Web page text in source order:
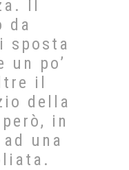
Il
da
sposta
un po’
il
della
in
una